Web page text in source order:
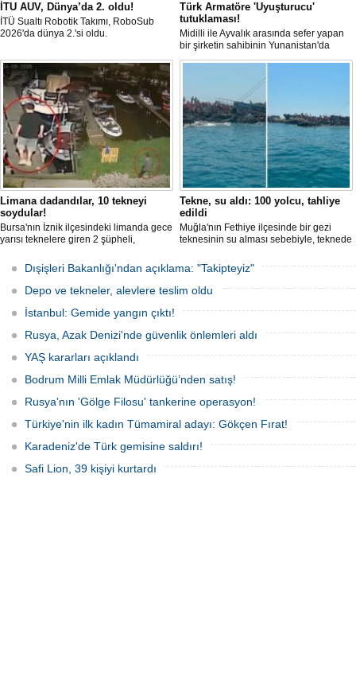
İTU AUV, Dünya’da 2. oldu!
İTÜ Sualtı Robotik Takımı, RoboSub
2026'da dünya 2.'si oldu.
Türk Armatöre 'Uyuşturucu'
tutuklaması!
Midilli ile Ayvalık arasında sefer yapan
bir şirketin sahibinin Yunanistan'da
tutuklandığı bildirildi.
Limana dadandılar, 10 tekneyi
soydular!
Bursa'nın İznik ilçesindeki limanda gece
yarısı teknelere giren 2 şüpheli,
çaldı. Olay, güvenlik kameralarına
yansıdı, tekne sahiplerinin ihbarıyla
jandarma inceleme başlattı.
Tekne, su aldı: 100 yolcu, tahliye
edildi
Muğla'nın Fethiye ilçesinde bir gezi
teknesinin su alması sebebiyle, teknede
teknenin batmaması için bölgede
kurtarma çalışması başlatıldı.
Dışişleri Bakanlığı'ndan açıklama: "Takipteyiz"
Depo ve tekneler, alevlere teslim oldu
İstanbul: Gemide yangın çıktı!
Rusya, Azak Denizi'nde güvenlik önlemleri aldı
YAŞ kararları açıklandı
Bodrum Milli Emlak Müdürlüğü’nden satış!
Rusya'nın 'Gölge Filosu' tankerine operasyon!
Türkiye'nin ilk kadın Tümamiral adayı: Gökçen Fırat!
Karadeniz'de Türk gemisine saldırı!
Safi Lion, 39 kişiyi kurtardı